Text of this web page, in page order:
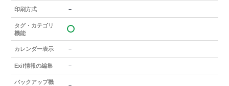
印刷方式 －
タグ・カテゴリ
機能
カレンダー表示 －
Exif情報の編集 －
バックアップ機